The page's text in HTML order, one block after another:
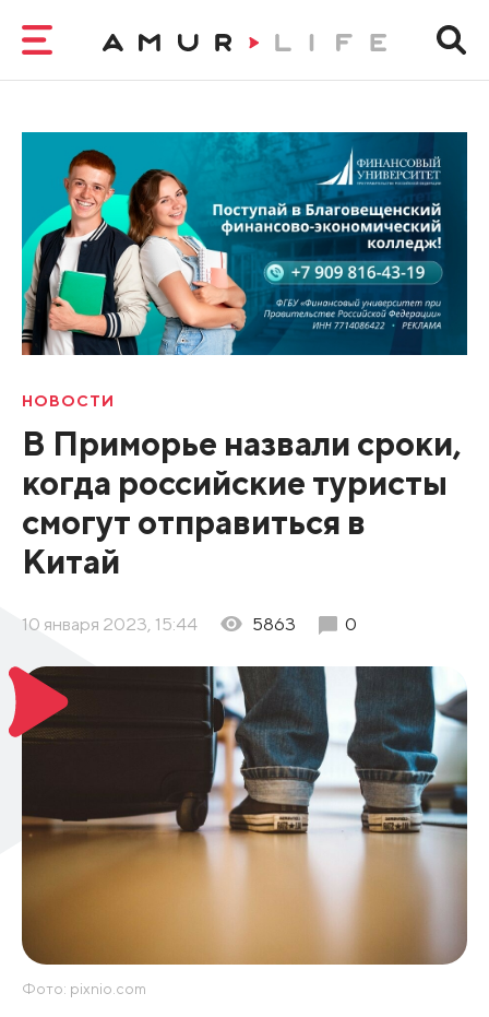
НОВОСТИ
В Приморье назвали сроки,
когда российские туристы
смогут отправиться в
Китай
10 января 2023, 15:44 5863 0
Фото: pixnio.com